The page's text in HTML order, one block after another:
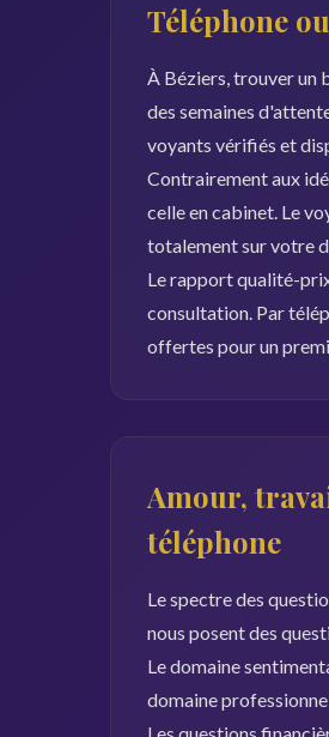
Téléphone
À Béziers, trouver un
des semaines
voyants vérifiés et
Contrairement aux
celle en cabinet. Le
totalement sur votre
Le rapport qualité-
consultation. Par
offertes pour un
Amour,
téléphone
Le spectre des
nous posent des
Le domaine
domaine